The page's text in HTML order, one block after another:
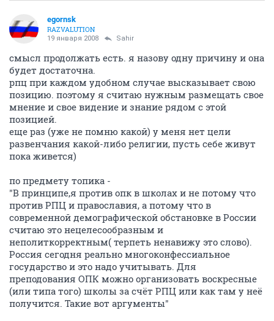
egornsk
RAZVALUTION
19 января 2008 Sahir
смысл продолжать есть. я назову одну причину и она
будет достаточна.
рпц при каждом удобном случае высказывает свою
позицию. поэтому я считаю нужным размещать свое
мнение и свое видение и знание рядом с этой
позицией.
еще раз (уже не помню какой) у меня нет цели
развенчания какой-либо религии, пусть себе живут
пока живется)
по предмету топика -
"В принципе,я против опк в школах и не потому что
против РПЦ и православия, а потому что в
современной демографической обстановке в России
считаю это нецелесообразным и
неполиткорректным( терпеть ненавижу это слово).
Россия сегодня реально многоконфессиальное
государство и это надо учитывать. Для
преподования ОПК можно организовать воскресные
(или типа того) школы за счёт РПЦ или как там у неё
получится. Такие вот аргументы"